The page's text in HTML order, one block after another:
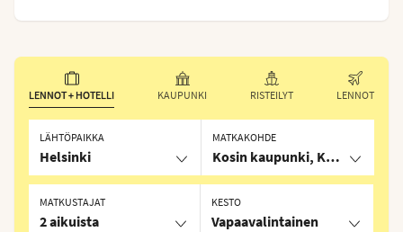
LENNOT + HOTELLI KAUPUNKI RISTEILYT LENNOT
LÄHTÖPAIKKA
Helsinki
MATKAKOHDE
Kosin kaupunki, Kreikka
KESTO
Vapaavalintainen
MATKUSTAJAT
2 aikuista